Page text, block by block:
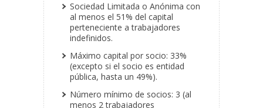
Sociedad Limitada o Anónima con
al menos el 51% del capital
perteneciente a trabajadores
indefinidos.
Máximo capital por socio: 33%
(excepto si el socio es entidad
pública, hasta un 49%).
Número mínimo de socios: 3 (al
menos 2 trabajadores